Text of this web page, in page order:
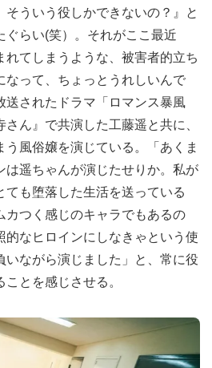
ういう役しかできないの？』と
ぐらい(笑）。それがここ最近
れてしまうような、被害者的立ち
なって、ちょっとうれしいんで
送されたドラマ「ロマンス暴風
ん』で共演した工藤遥と共に、
う風俗嬢を演じている。「あくま
は遥ちゃんが演じたせりか。私が
ても堕落した生活を送っている
カつく感じのキャラでもあるの
的なヒロインにしなきゃという使
いながら演じました」と、常に役
とを感じさせる。